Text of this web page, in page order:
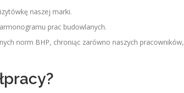
naszej marki.
prac budowlanych.
norm BHP, chroniąc zarówno naszych pracowników,